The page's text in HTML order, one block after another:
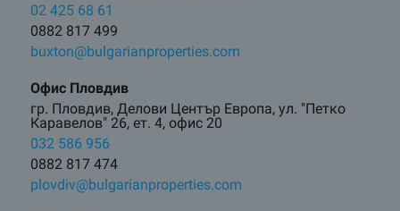
02 425 68 61
0882 817 499
buxton@bulgarianproperties.com
Офис Пловдив
гр. Пловдив, Делови Център Европа, ул. "Петко
Каравелов" 26, ет. 4, офис 20
032 586 956
0882 817 474
plovdiv@bulgarianproperties.com